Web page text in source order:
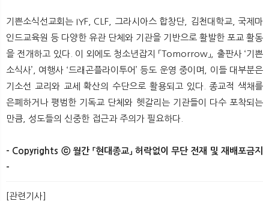
기쁜소식선교회는 IYF, CLF, 그라시아스 합창단, 김천대학교, 국제마
인드교육원 등 다양한 유관 단체와 기관을 기반으로 활발한 포교 활동
을 전개하고 있다. 이 외에도 청소년잡지 「Tomorrow」, 출판사 ‘기쁜
소식사’, 여행사 ‘드래곤플라이투어’ 등도 운영 중이며, 이들 대부분은
기소선 교리와 교세 확산의 수단으로 활용되고 있다. 종교적 색채를
은폐하거나 평범한 기독교 단체와 헷갈리는 기관들이 다수 포착되는
만큼, 성도들의 신중한 접근과 주의가 필요하다.​
- Copyrights ⓒ 월간 「현대종교」 허락없이 무단 전재 및 재배포금지
-
[관련기사]